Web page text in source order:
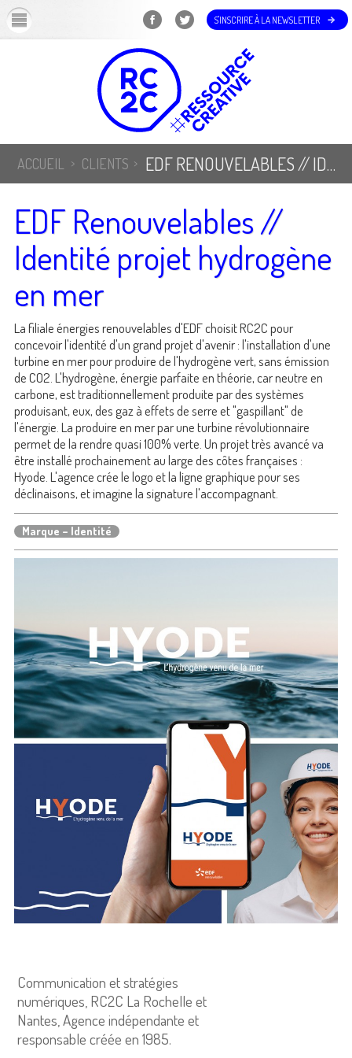
S'INSCRIRE À LA NEWSLETTER
ACCUEIL CLIENTS EDF RENOUVELABLES // IDENTITÉ PROJET HYDROGÈNE EN MER
EDF Renouvelables //
Identité projet hydrogène
en mer
La filiale énergies renouvelables d'EDF choisit RC2C pour
concevoir l'identité d'un grand projet d'avenir : l'installation d'une
turbine en mer pour produire de l'hydrogène vert, sans émission
de CO2. L'hydrogène, énergie parfaite en théorie, car neutre en
carbone, est traditionnellement produite par des systèmes
produisant, eux, des gaz à effets de serre et "gaspillant" de
l'énergie. La produire en mer par une turbine révolutionnaire
permet de la rendre quasi 100% verte. Un projet très avancé va
être installé prochainement au large des côtes françaises :
Hyode. L'agence crée le logo et la ligne graphique pour ses
déclinaisons, et imagine la signature l'accompagnant.
Marque – Identité
Communication et stratégies
numériques, RC2C La Rochelle et
Nantes, Agence indépendante et
responsable créée en 1985.